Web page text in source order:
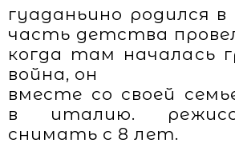
гуаданьино родился в
часть детства
когда там началась
война, он
вместе со своей
в италию.
снимать с 8 лет.